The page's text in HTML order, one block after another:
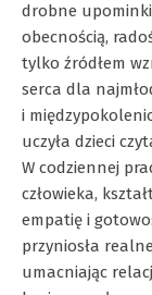
drobne
obecnością,
tylko źródłem
serca dla
i
uczyła dzieci
W codziennej
człowieka,
empatię i
przyniosła
umacniając